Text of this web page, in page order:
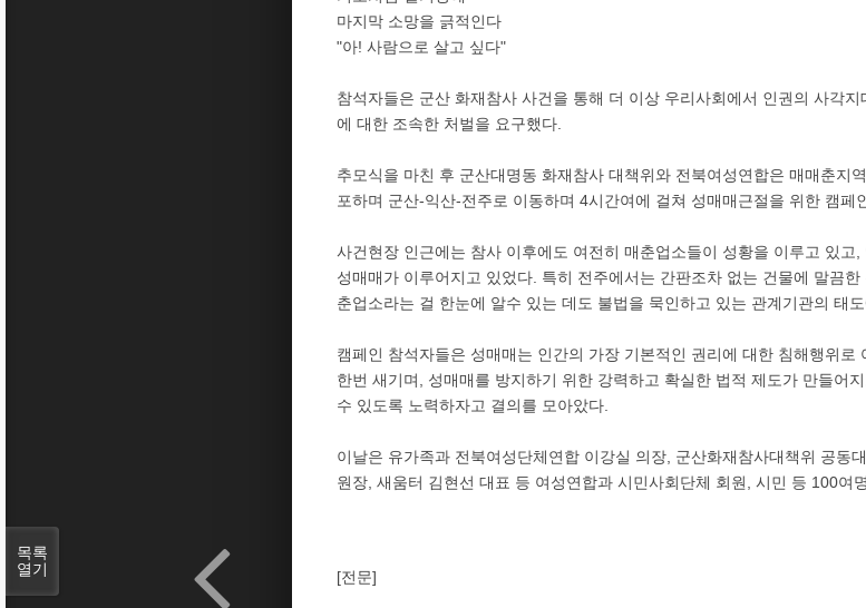
마지막 소망을 긁적인다
"아! 사람으로 살고 싶다"
참석자들은 군산 화재참사 사건을 통해 더 이상 우리사회에서 인권의 사각
에 대한 조속한 처벌을 요구했다.
추모식을 마친 후 군산대명동 화재참사 대책위와 전북여성연합은 매매춘지
포하며 군산-익산-전주로 이동하며 4시간여에 걸쳐 성매매근절을 위한 캠페
사건현장 인근에는 참사 이후에도 여전히 매춘업소들이 성황을 이루고 있고
성매매가 이루어지고 있었다. 특히 전주에서는 간판조차 없는 건물에 말끔
춘업소라는 걸 한눈에 알수 있는 데도 불법을 묵인하고 있는 관계기관의 태
캠페인 참석자들은 성매매는 인간의 가장 기본적인 권리에 대한 침해행위로
한번 새기며, 성매매를 방지하기 위한 강력하고 확실한 법적 제도가 만들어
수 있도록 노력하자고 결의를 모아았다.
이날은 유가족과 전북여성단체연합 이강실 의장, 군산화재참사대책위 공동
원장, 새움터 김현선 대표 등 여성연합과 시민사회단체 회원, 시민 등 100여
[전문]
목록
열기